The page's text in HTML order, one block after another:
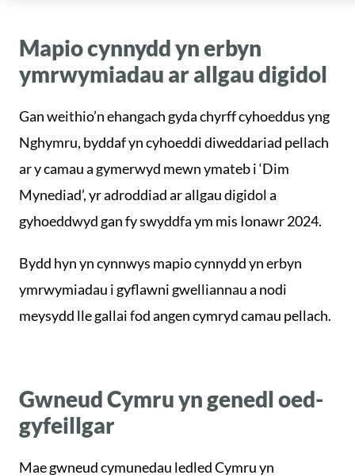
Mapio cynnydd yn erbyn
ymrwymiadau ar allgau digidol
Gan weithio’n ehangach gyda chyrff cyhoeddus yng
Nghymru, byddaf yn cyhoeddi diweddariad pellach
ar y camau a gymerwyd mewn ymateb i ‘Dim
Mynediad’, yr adroddiad ar allgau digidol a
gyhoeddwyd gan fy swyddfa ym mis Ionawr 2024.
Bydd hyn yn cynnwys mapio cynnydd yn erbyn
ymrwymiadau i gyflawni gwelliannau a nodi
meysydd lle gallai fod angen cymryd camau pellach.
Gwneud Cymru yn genedl oed-
gyfeillgar
Mae gwneud cymunedau ledled Cymru yn